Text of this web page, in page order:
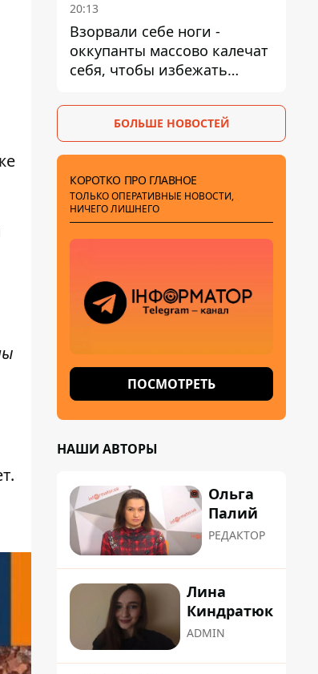
20:13
Взорвали себе ноги -
оккупанты массово калечат
себя, чтобы избежать
БОЛЬШЕ НОВОСТЕЙ
КОРОТКО ПРО ГЛАВНОЕ
ТОЛЬКО ОПЕРАТИВНЫЕ НОВОСТИ,
НИЧЕГО ЛИШНЕГО
ПОСМОТРЕТЬ
НАШИ АВТОРЫ
Ольга
Палий
РЕДАКТОР
Лина
Киндратюк
ADMIN